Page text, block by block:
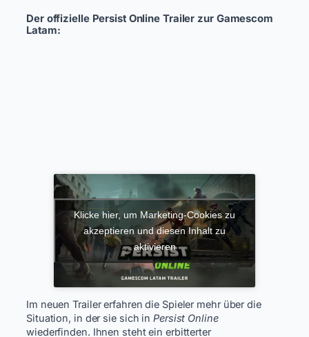
Der offizielle Persist Online Trailer zur Gamescom
Latam:
Klicke hier, um Marketing-Cookies zu
akzeptieren und diesen Inhalt zu
aktivieren
Im neuen Trailer erfahren die Spieler mehr über die
Situation, in der sie sich in Persist Online
wiederfinden. Ihnen steht ein erbitterter